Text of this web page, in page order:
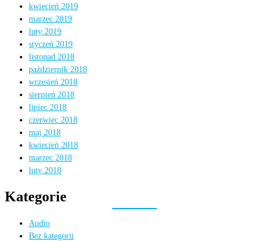
kwiecień 2019
marzec 2019
luty 2019
styczeń 2019
listopad 2018
październik 2018
wrzesień 2018
sierpień 2018
lipiec 2018
czerwiec 2018
maj 2018
kwiecień 2018
marzec 2018
luty 2018
Kategorie
Audio
Bez kategorii